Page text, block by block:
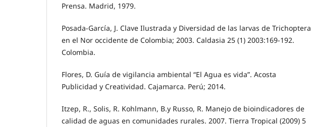
Prensa. Madrid, 1979.
Posada-García, J. Clave Ilustrada y Diversidad de las larvas de Trichoptera
en el Nor occidente de Colombia; 2003. Caldasia 25 (1) 2003:169-192.
Colombia.
Flores, D. Guía de vigilancia ambiental “El Agua es vida”. Acosta
Publicidad y Creatividad. Cajamarca. Perú; 2014.
Itzep, R., Solis, R. Kohlmann, B.y Russo, R. Manejo de bioindicadores de
calidad de aguas en comunidades rurales. 2007. Tierra Tropical (2009) 5